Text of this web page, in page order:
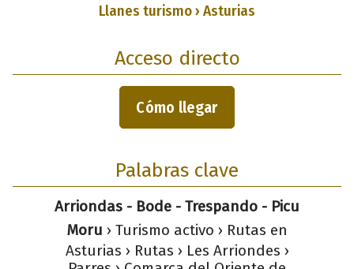
Llanes turismo › Asturias
Acceso directo
Cómo llegar
Palabras clave
Arriondas - Bode - Trespando - Picu
Moru › Turismo activo › Rutas en
Asturias › Rutas › Les Arriondes ›